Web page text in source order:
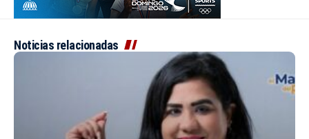
Noticias relacionadas